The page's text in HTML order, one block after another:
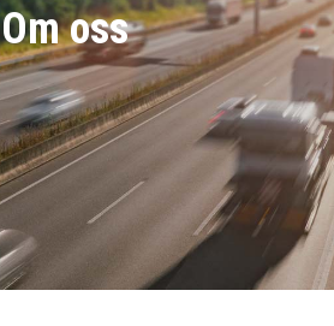
Om oss